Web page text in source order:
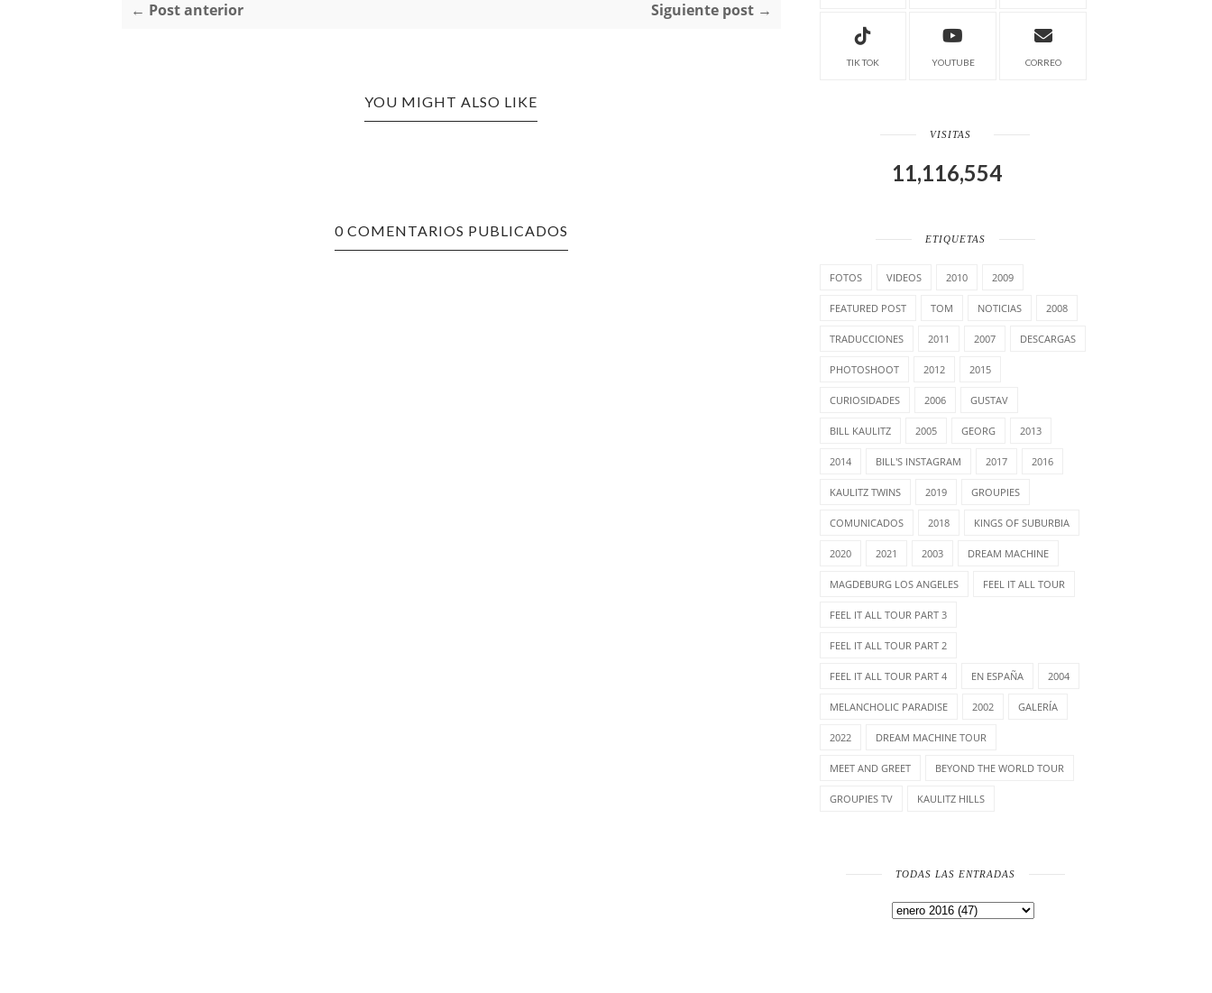
← Post anterior Siguiente post →
YOU MIGHT ALSO LIKE
0 COMENTARIOS PUBLICADOS
TIK TOK YOUTUBE CORREO
VISITAS
11,116,554
ETIQUETAS
FOTOS VIDEOS 2010 2009
FEATURED POST TOM NOTICIAS 2008
TRADUCCIONES 2011 2007 DESCARGAS
PHOTOSHOOT 2012 2015
CURIOSIDADES 2006 GUSTAV
BILL KAULITZ 2005 GEORG 2013
2014 BILL'S INSTAGRAM 2017 2016
KAULITZ TWINS 2019 GROUPIES
COMUNICADOS 2018 KINGS OF SUBURBIA
2020 2021 2003 DREAM MACHINE
MAGDEBURG LOS ANGELES FEEL IT ALL TOUR
FEEL IT ALL TOUR PART 3
FEEL IT ALL TOUR PART 2
FEEL IT ALL TOUR PART 4 EN ESPAÑA 2004
MELANCHOLIC PARADISE 2002 GALERÍA
2022 DREAM MACHINE TOUR
MEET AND GREET BEYOND THE WORLD TOUR
GROUPIES TV KAULITZ HILLS
TODAS LAS ENTRADAS